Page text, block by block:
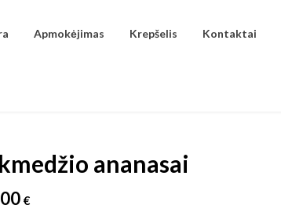
Apmokėjimas Krepšelis Kontaktai
ananasai
€